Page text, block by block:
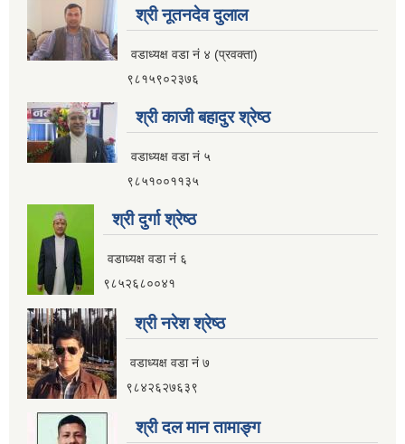
श्री नूतनदेव दुलाल
वडाध्यक्ष वडा नं ४ (प्रवक्ता)
९८१५९०२३७६
श्री काजी बहादुर श्रेष्ठ
वडाध्यक्ष वडा नं ५
९८५१००११३५
श्री दुर्गा श्रेष्ठ
वडाध्यक्ष वडा नं ६
९८५२६८००४१
श्री नरेश श्रेष्ठ
वडाध्यक्ष वडा नं ७
९८४२६२७६३९
श्री दल मान तामाङ्ग